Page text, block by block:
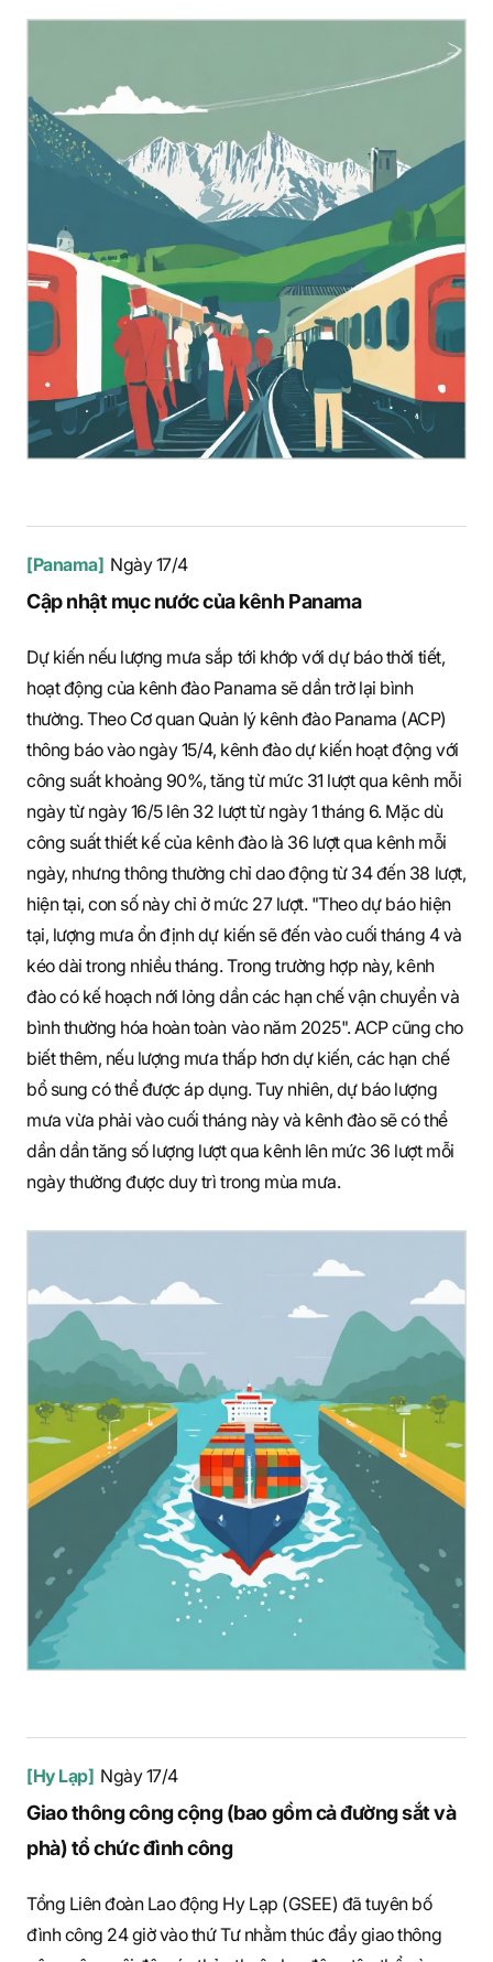
[Panama] Ngày 17/4
Cập nhật mục nước của kênh Panama
Dự kiến nếu lượng mưa sắp tới khớp với dự báo thời tiết,
hoạt động của kênh đào Panama sẽ dần trở lại bình
thường. Theo Cơ quan Quản lý kênh đào Panama (ACP)
thông báo vào ngày 15/4, kênh đào dự kiến hoạt động với
công suất khoảng 90%, tăng từ mức 31 lượt qua kênh mỗi
ngày từ ngày 16/5 lên 32 lượt từ ngày 1 tháng 6. Mặc dù
công suất thiết kế của kênh đào là 36 lượt qua kênh mỗi
ngày, nhưng thông thường chỉ dao động từ 34 đến 38 lượt,
hiện tại, con số này chỉ ở mức 27 lượt. "Theo dự báo hiện
tại, lượng mưa ổn định dự kiến sẽ đến vào cuối tháng 4 và
kéo dài trong nhiều tháng. Trong trường hợp này, kênh
đào có kế hoạch nới lỏng dần các hạn chế vận chuyển và
bình thường hóa hoàn toàn vào năm 2025". ACP cũng cho
biết thêm, nếu lượng mưa thấp hơn dự kiến, các hạn chế
bổ sung có thể được áp dụng. Tuy nhiên, dự báo lượng
mưa vừa phải vào cuối tháng này và kênh đào sẽ có thể
dần dần tăng số lượng lượt qua kênh lên mức 36 lượt mỗi
ngày thường được duy trì trong mùa mưa.
[Hy Lạp] Ngày 17/4
Giao thông công cộng (bao gồm cả đường sắt và
phà) tổ chức đình công
Tổng Liên đoàn Lao động Hy Lạp (GSEE) đã tuyên bố
đình công 24 giờ vào thứ Tư nhằm thúc đẩy giao thông